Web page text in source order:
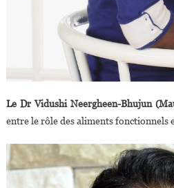
Le Dr Vidushi Neergheen-Bhujun
entre le rôle des aliments fonctionnels